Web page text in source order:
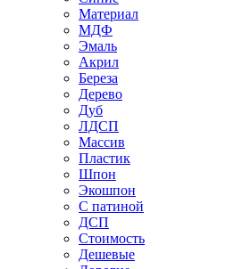
Материал
МДФ
Эмаль
Акрил
Береза
Дерево
Дуб
ЛДСП
Массив
Пластик
Шпон
Экошпон
С патиной
ДСП
Стоимость
Дешевые